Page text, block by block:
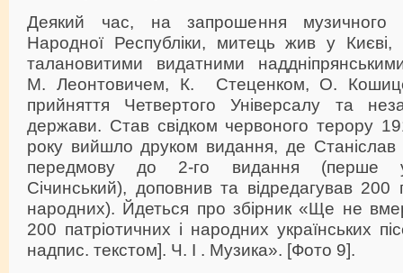
Деякий час, на запрошення музичного
Народної Республіки, митець жив у
талановитими видатними
М. Леонтовичем, К. Стеценком, О.
прийняття Четвертого Універсалу та
держави. Став свідком червоного терору
року вийшло друком видання, де
передмову до 2-го видання (перше
Січинський), доповнив та відредагував 200
народних). Йдеться про збірник «Ще не
200 патріотичних і народних українських
надпис. текстом]. Ч. І . Музика». [Фото 9].